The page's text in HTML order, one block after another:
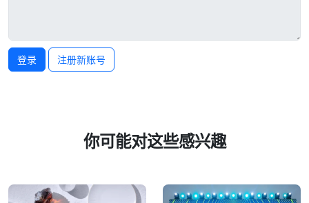
登录 注册新账号
你可能对这些感兴趣